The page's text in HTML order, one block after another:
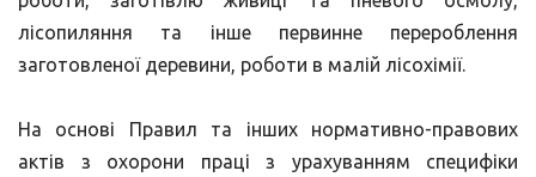
лісопиляння та інше первинне перероблення
заготовленої деревини, роботи в малій лісохімії.
На основі Правил та інших нормативно-правових
актів з охорони праці з урахуванням специфіки